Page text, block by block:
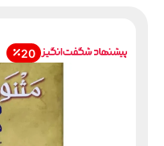
20